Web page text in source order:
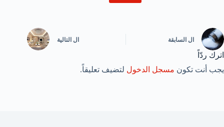
ال السابقة ال التالية
اترك ردّاً
يجب أنت تكون مسجل الدخول لتضيف تعليقاً.